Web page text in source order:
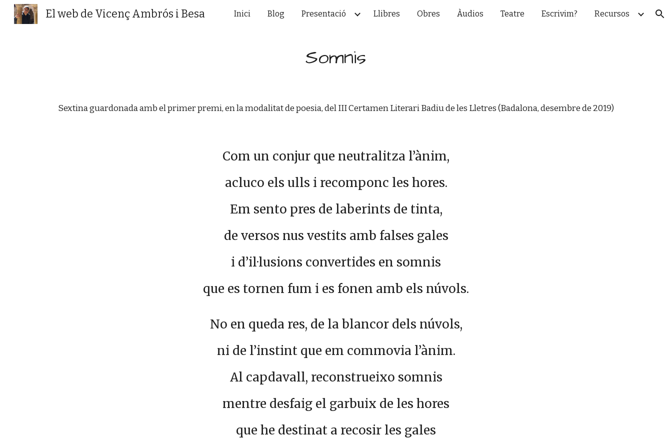
Skip to main content Skip to navigation
El web de Vicenç Ambrós i Besa Inici Blog Presentació Llibres Obres Àudios Teatre Escrivim? Recursos
Somnis
Sextina guardonada amb el primer premi, en la modalitat de poesia, del III Certamen Literari Badiu de les Lletres (Badalona, desembre de 2019)
Com un conjur que neutralitza l’ànim,
acluco els ulls i recomponc les hores.
Em sento pres de laberints de tinta,
de versos nus vestits amb falses gales
i d’il·lusions convertides en somnis
que es tornen fum i es fonen amb els núvols.
No en queda res, de la blancor dels núvols,
ni de l’instint que em commovia l’ànim.
Al capdavall, reconstrueixo somnis
mentre desfaig el garbuix de les hores
que he destinat a recosir les gales